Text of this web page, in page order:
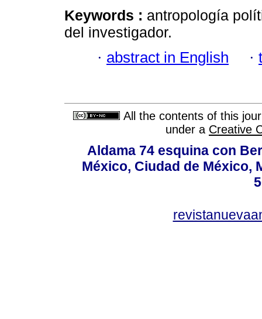
Keywords : antropología
del investigador.
· abstract in English ·
All the contents of this
under a Creative
Aldama 74 esquina con
México, Ciudad de México,